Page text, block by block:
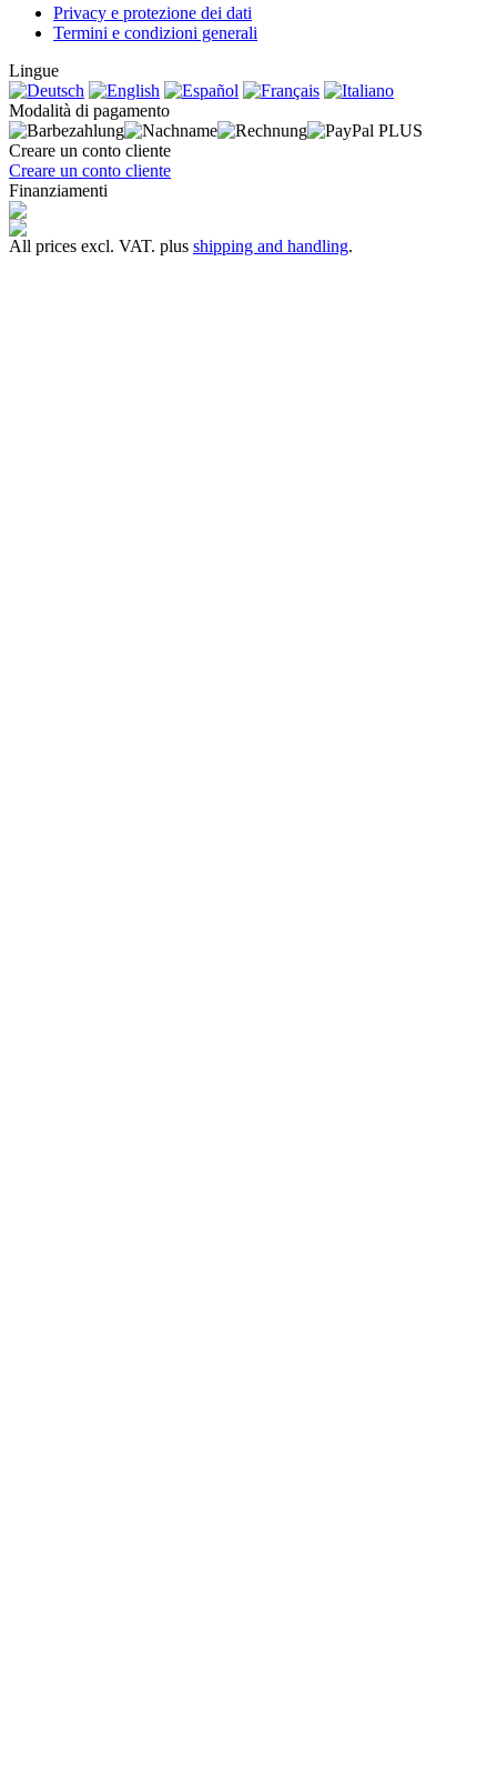
Privacy e protezione dei dati
Termini e condizioni generali
Lingue
Modalità di pagamento
Creare un conto cliente
Creare un conto cliente
Finanziamenti
All prices excl. VAT. plus shipping and handling.